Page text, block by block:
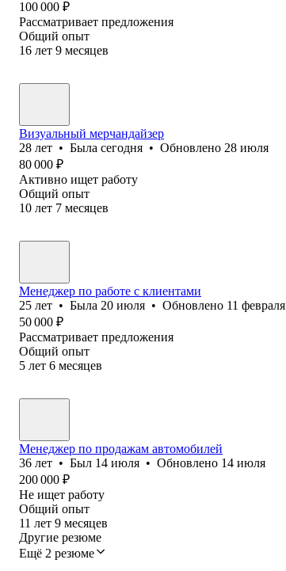
100 000 ₽
Рассматривает предложения
Общий опыт
16 лет 9 месяцев
Визуальный мерчандайзер
28 лет • Была сегодня • Обновлено 28 июля
80 000 ₽
Активно ищет работу
Общий опыт
10 лет 7 месяцев
Менеджер по работе с клиентами
25 лет • Была 20 июля • Обновлено 11 февраля
50 000 ₽
Рассматривает предложения
Общий опыт
5 лет 6 месяцев
Менеджер по продажам автомобилей
36 лет • Был 14 июля • Обновлено 14 июля
200 000 ₽
Не ищет работу
Общий опыт
11 лет 9 месяцев
Другие резюме
Ещё 2 резюме